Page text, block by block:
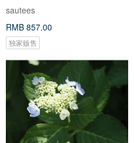
sautees
RMB 857.00
独家贩售